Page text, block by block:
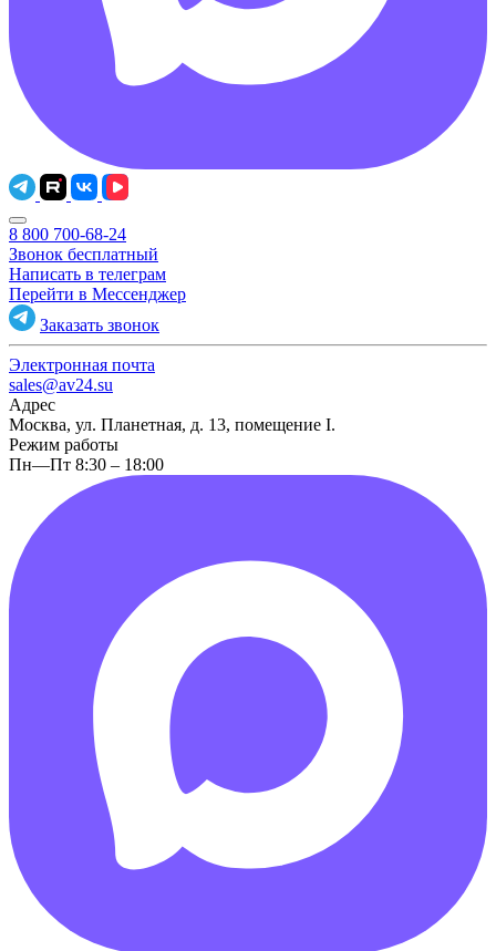
8 800 700-68-24
Звонок бесплатный
Написать в телеграм
Перейти в Мессенджер
Заказать звонок
Электронная почта
sales@av24.su
Адрес
Москва, ул. Планетная, д. 13, помещение I.
Режим работы
Пн—Пт 8:30 – 18:00